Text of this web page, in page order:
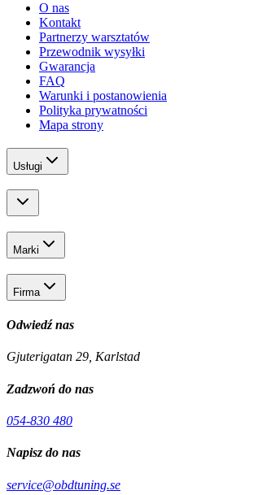
O nas
Kontakt
Partnerzy warsztatów
Przewodnik wysyłki
Gwarancja
FAQ
Warunki i postanowienia
Polityka prywatności
Mapa strony
Usługi
Marki
Firma
Odwiedź nas
Gjuterigatan 29, Karlstad
Zadzwoń do nas
054-830 480
Napisz do nas
service@obdtuning.se